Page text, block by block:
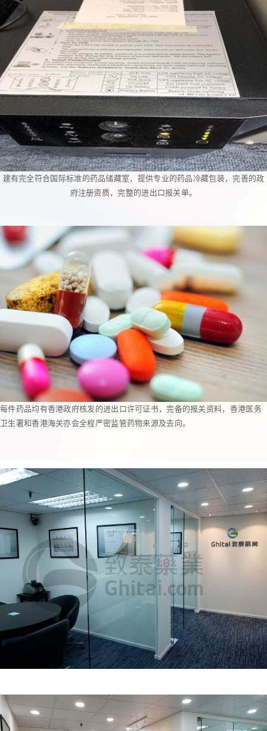
建有完全符合国际标准的药品储藏室，提供专业的药品冷藏包装，完善的政
府注册资质，完整的进出口报关单。
每件药品均有香港政府核发的进出口许可证书，完备的报关资料，香港医务
卫生署和香港海关亦会全程严密监管药物来源及去向。